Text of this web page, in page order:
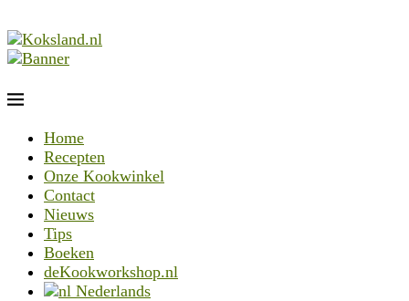
Home
Recepten
Onze Kookwinkel
Contact
Nieuws
Tips
Boeken
deKookworkshop.nl
Nederlands